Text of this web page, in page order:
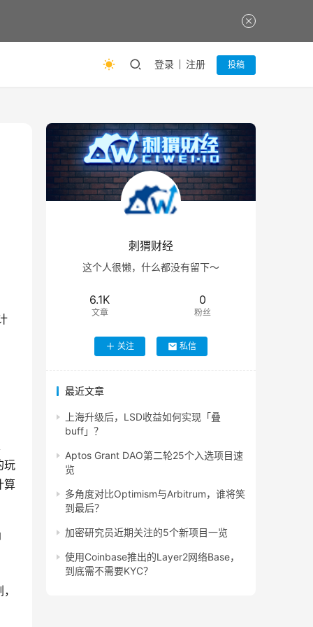
登录 注册 投稿
玩
算
刺猬财经
这个人很懒，什么都没有留下～
6.1K
文章
0
粉丝
关注 私信
最近文章
上海升级后，LSD收益如何实现「叠
buff」？
Aptos Grant DAO第二轮25个入选项目速
览
多角度对比Optimism与Arbitrum，谁将笑
到最后？
加密研究员近期关注的5个新项目一览
使用Coinbase推出的Layer2网络Base，
到底需不需要KYC？